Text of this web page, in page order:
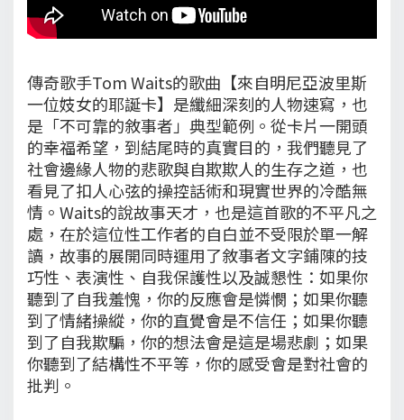
傳奇歌手Tom Waits的歌曲【來自明尼亞波里斯
一位妓女的耶誕卡】是纖細深刻的人物速寫，也
是「不可靠的敘事者」典型範例。從卡片一開頭
的幸福希望，到結尾時的真實目的，我們聽見了
社會邊緣人物的悲歌與自欺欺人的生存之道，也
看見了扣人心弦的操控話術和現實世界的冷酷無
情。Waits的說故事天才，也是這首歌的不平凡之
處，在於這位性工作者的自白並不受限於單一解
讀，故事的展開同時運用了敘事者文字鋪陳的技
巧性、表演性、自我保護性以及誠懇性：如果你
聽到了自我羞愧，你的反應會是憐憫；如果你聽
到了情緒操縱，你的直覺會是不信任；如果你聽
到了自我欺騙，你的想法會是這是場悲劇；如果
你聽到了結構性不平等，你的感受會是對社會的
批判。